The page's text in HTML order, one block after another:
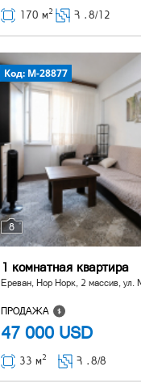
170 м2 Հ ․8/12
8
Код: M-28877
1 комнатная квартира
Ереван, Нор Норк, 2 массив, ул.
ПРОДАЖА
47 000 USD
33 м2 Հ ․ 8/8